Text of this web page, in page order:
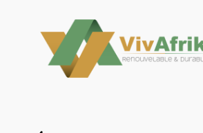
contenu